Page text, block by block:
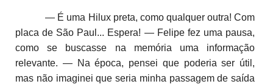
— É uma Hilux preta, como qualquer outra! Com
placa de São Paul... Espera! — Felipe fez uma pausa,
como se buscasse na memória uma informação
relevante. — Na época, pensei que poderia ser útil,
mas não imaginei que seria minha passagem de saída